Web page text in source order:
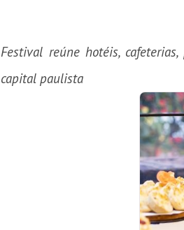
Festival reúne hotéis,
capital paulista